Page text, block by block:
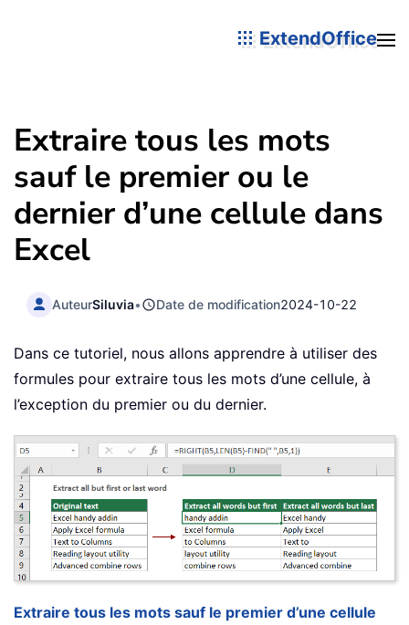
ExtendOffice
Extraire tous les mots
sauf le premier ou le
dernier d’une cellule dans
Excel
AuteurSiluvia• Date de modification2024-10-22
Dans ce tutoriel, nous allons apprendre à utiliser des
formules pour extraire tous les mots d’une cellule, à
l’exception du premier ou du dernier.
Extraire tous les mots sauf le premier d’une cellule